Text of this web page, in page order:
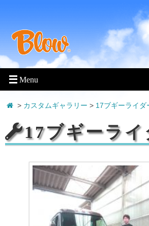
> カスタムギャラリー > 17ブギーライダ
17ブギーライ